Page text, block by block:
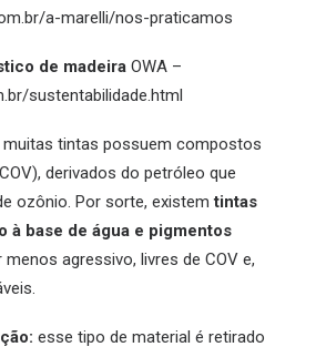
a-marelli/nos-praticamos
de madeira OWA –
sustentabilidade.html
muitas tintas possuem compostos
derivados do petróleo que
ozônio. Por sorte, existemtintas
à base de água e pigmentos
agressivo, livres de COV e,
esse tipo de material é retirado